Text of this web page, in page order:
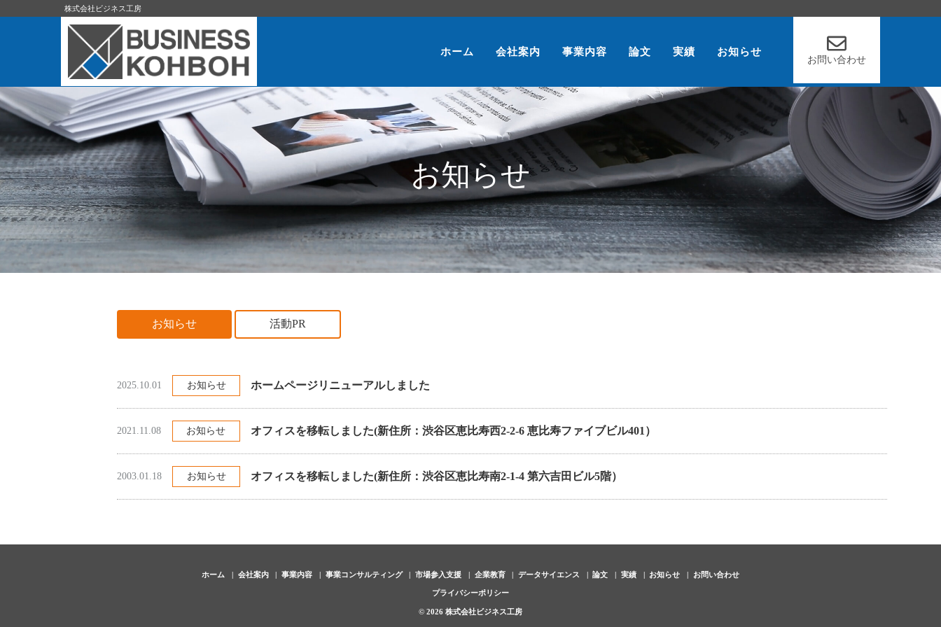
株式会社ビジネス工房
お問い合わせ
ホーム 会社案内 事業内容 論文 実績 お知らせ
お知らせ
お知らせ 活動PR
2025.10.01 お知らせ ホームページリニューアルしました
2021.11.08 お知らせ オフィスを移転しました(新住所：渋谷区恵比寿西2-2-6 恵比寿ファイブビル401）
2003.01.18 お知らせ オフィスを移転しました(新住所：渋谷区恵比寿南2-1-4 第六吉田ビル5階）
ホーム 会社案内 事業内容 事業コンサルティング 市場参入支援 企業教育 データサイエンス 論文 実績 お知らせ お問い合わせ
プライバシーポリシー
© 2026 株式会社ビジネス工房